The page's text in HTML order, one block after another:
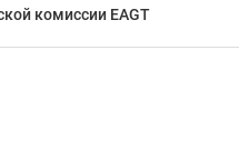
комиссии EAGT